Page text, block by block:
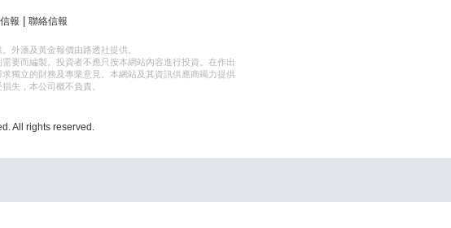
報 聯絡信報
外滙及黃金報價由路透社提供。
要而編製。投資者不應只按本網站內容進行投資。在作出
獨立的財務及專業意見。本網站及其資訊供應商竭力提供
失，本公司概不負責。
All rights reserved.